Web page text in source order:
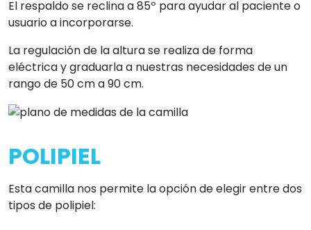
El respaldo se reclina a 85º para ayudar al paciente o
usuario a incorporarse.
La regulación de la altura se realiza de forma
eléctrica y graduarla a nuestras necesidades de un
rango de 50 cm a 90 cm.
POLIPIEL
Esta camilla nos permite la opción de elegir entre dos
tipos de polipiel: